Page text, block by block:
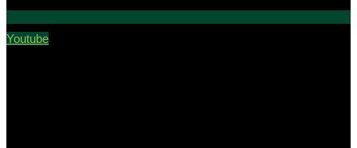
Youtube